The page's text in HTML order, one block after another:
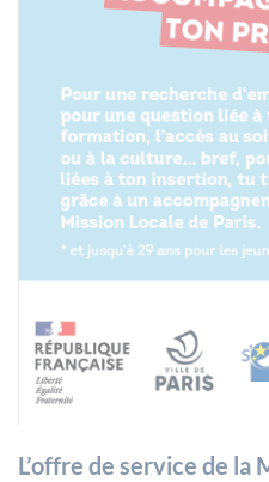
L’offre de service de la